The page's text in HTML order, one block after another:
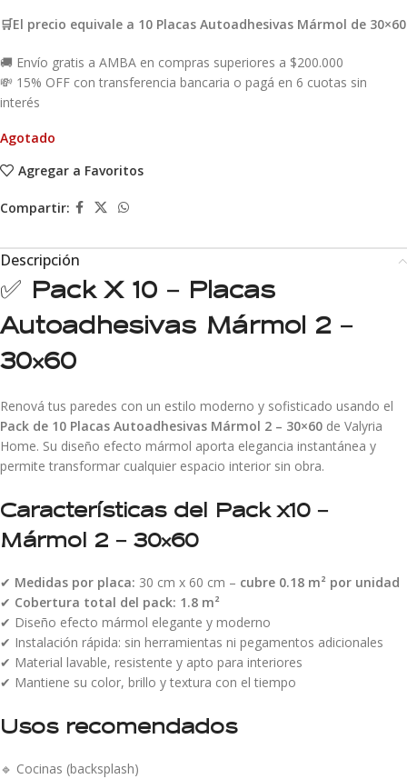
🛒El precio equivale a 10 Placas Autoadhesivas Mármol de 30×60
🚚 Envío gratis a AMBA en compras superiores a $200.000
💸 15% OFF con transferencia bancaria o pagá en 6 cuotas sin
interés
Agotado
Agregar a Favoritos
Compartir:
Descripción
✅ Pack X 10 – Placas
Autoadhesivas Mármol 2 –
30×60
Renová tus paredes con un estilo moderno y sofisticado usando el
Pack de 10 Placas Autoadhesivas Mármol 2 – 30×60 de Valyria
Home. Su diseño efecto mármol aporta elegancia instantánea y
permite transformar cualquier espacio interior sin obra.
Características del Pack x10 –
Mármol 2 – 30×60
✔ Medidas por placa: 30 cm x 60 cm – cubre 0.18 m² por unidad
✔ Cobertura total del pack: 1.8 m²
✔ Diseño efecto mármol elegante y moderno
✔ Instalación rápida: sin herramientas ni pegamentos adicionales
✔ Material lavable, resistente y apto para interiores
✔ Mantiene su color, brillo y textura con el tiempo
Usos recomendados
🔹 Cocinas (backsplash)